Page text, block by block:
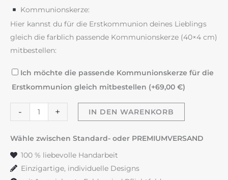
Kommunionskerze:
Hier kannst du für die Erstkommunion deines Lieblings
gleich die farblich passende Kommunionskerze (40×4 cm)
mitbestellen:
Ich möchte die passende Kommunionskerze für die
Erstkommunion gleich mitbestellen (+69,00 €)
-
Taufkerze
"Kreuz
mit
+ IN DEN WARENKORB
Wähle zwischen Standard- oder PREMIUMVERSAND
100 % liebevolle Handarbeit
Einzigartige, individuelle Designs